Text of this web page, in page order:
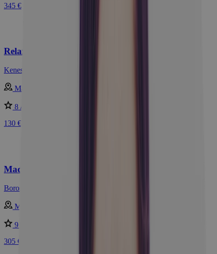
345 €
Relax pri Balatone: Pobyt s wellness + pláž
Kenese Bay Garden Resort & Conference ****superior
Maďarsko - Balaton
8 /10
130 €
Maďarsko luxusne s neobmedzeným wellness
Borostyán Med Hotel ****
Maďarsko - Nyíradony
9 /10
305 €